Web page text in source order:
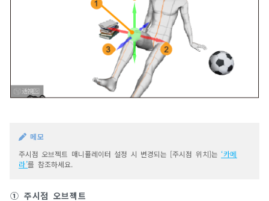
메모
주시점 오브젝트 매니퓰레이터 설정 시 변경되는 [주시점 위치]는‘카메
라’를 참조하세요.
① 주시점 오브젝트